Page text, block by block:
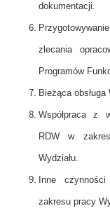
dokumentacji.
zlecania
Programów
Bieżąca obsługa
Współpraca z
RDW w
Wydziału.
Inne
zakresu pracy